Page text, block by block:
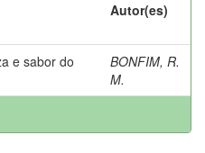
Autor(es)
e sabor do
BONFIM, R.
M.